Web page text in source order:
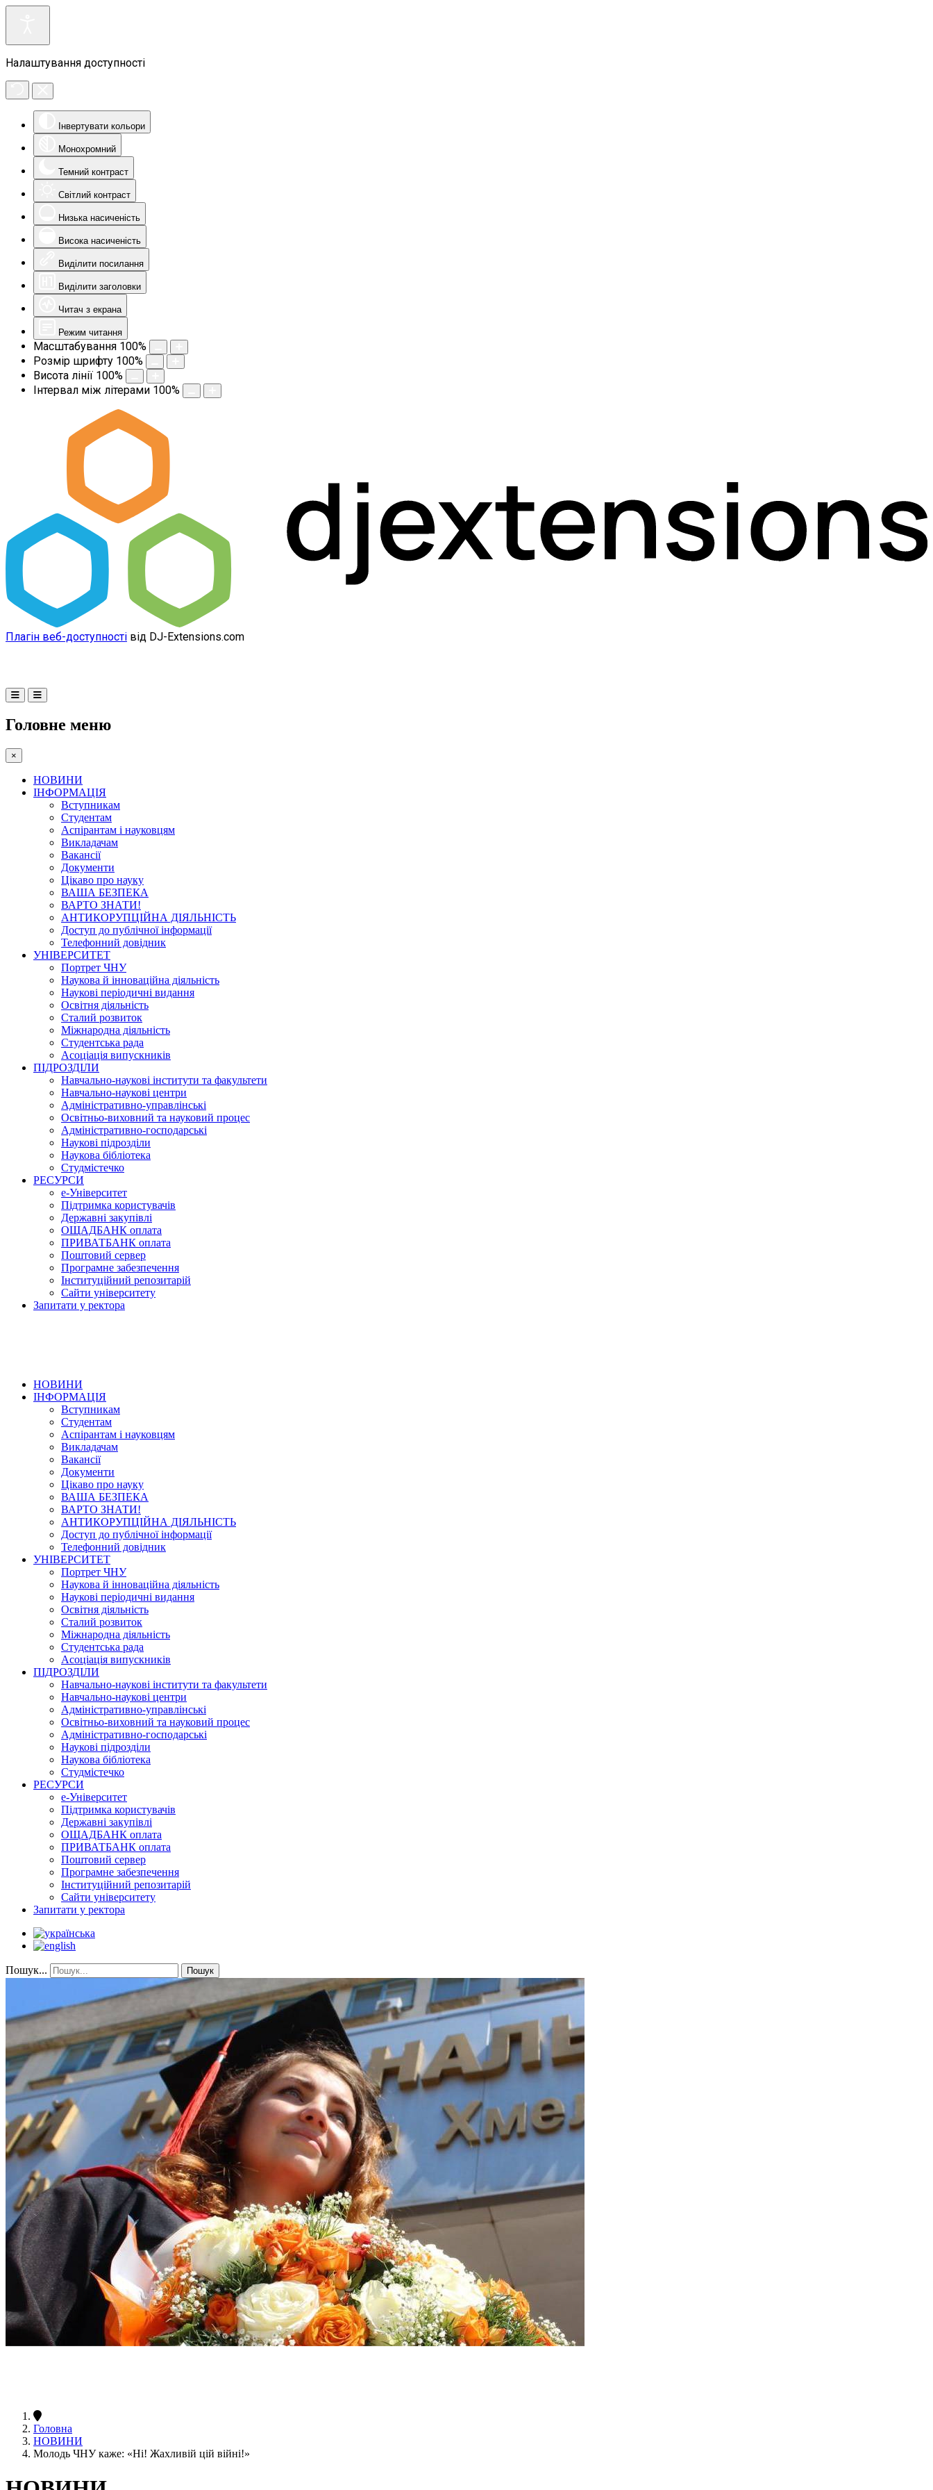
Налаштування доступності
Інвертувати кольори
Монохромний
Темний контраст
Світлий контраст
Низька насиченість
Висока насиченість
Виділити посилання
Виділити заголовки
Читач з екрана
Режим читання
Масштабування 100%
Розмір шрифту 100%
Висота лінії 100%
Інтервал між літерами 100%
Плагін веб-доступності від DJ-Extensions.com
Головне меню
×
НОВИНИ
ІНФОРМАЦІЯ
Вступникам
Студентам
Аспірантам і науковцям
Викладачам
Вакансії
Документи
Цікаво про науку
ВАША БЕЗПЕКА
ВАРТО ЗНАТИ!
АНТИКОРУПЦІЙНА ДІЯЛЬНІСТЬ
Доступ до публічної інформації
Телефонний довідник
УНІВЕРСИТЕТ
Портрет ЧНУ
Наукова й інноваційна діяльність
Наукові періодичні видання
Освітня діяльність
Сталий розвиток
Міжнародна діяльність
Студентська рада
Асоціація випускників
ПІДРОЗДІЛИ
Навчально-наукові інститути та факультети
Навчально-наукові центри
Адміністративно-управлінські
Освітньо-виховний та науковий процес
Адміністративно-господарські
Наукові підрозділи
Наукова бібліотека
Студмістечко
РЕСУРСИ
е-Університет
Підтримка користувачів
Державні закупівлі
ОЩАДБАНК оплата
ПРИВАТБАНК оплата
Поштовий сервер
Програмне забезпечення
Інституційний репозитарій
Сайти університету
Запитати у ректора
НОВИНИ
ІНФОРМАЦІЯ
Вступникам
Студентам
Аспірантам і науковцям
Викладачам
Вакансії
Документи
Цікаво про науку
ВАША БЕЗПЕКА
ВАРТО ЗНАТИ!
АНТИКОРУПЦІЙНА ДІЯЛЬНІСТЬ
Доступ до публічної інформації
Телефонний довідник
УНІВЕРСИТЕТ
Портрет ЧНУ
Наукова й інноваційна діяльність
Наукові періодичні видання
Освітня діяльність
Сталий розвиток
Міжнародна діяльність
Студентська рада
Асоціація випускників
ПІДРОЗДІЛИ
Навчально-наукові інститути та факультети
Навчально-наукові центри
Адміністративно-управлінські
Освітньо-виховний та науковий процес
Адміністративно-господарські
Наукові підрозділи
Наукова бібліотека
Студмістечко
РЕСУРСИ
е-Університет
Підтримка користувачів
Державні закупівлі
ОЩАДБАНК оплата
ПРИВАТБАНК оплата
Поштовий сервер
Програмне забезпечення
Інституційний репозитарій
Сайти університету
Запитати у ректора
Пошук... Пошук
Головна
НОВИНИ
Молодь ЧНУ каже: «Ні! Жахливій цій війні!»